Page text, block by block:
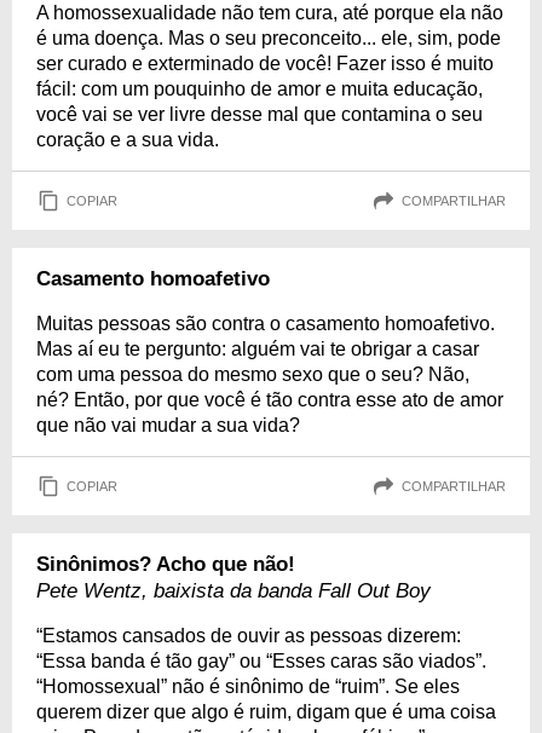
A homossexualidade não tem cura, até porque ela não
é uma doença. Mas o seu preconceito... ele, sim, pode
ser curado e exterminado de você! Fazer isso é muito
fácil: com um pouquinho de amor e muita educação,
você vai se ver livre desse mal que contamina o seu
coração e a sua vida.
COPIAR COMPARTILHAR
Casamento homoafetivo
Muitas pessoas são contra o casamento homoafetivo.
Mas aí eu te pergunto: alguém vai te obrigar a casar
com uma pessoa do mesmo sexo que o seu? Não,
né? Então, por que você é tão contra esse ato de amor
que não vai mudar a sua vida?
COPIAR COMPARTILHAR
Sinônimos? Acho que não!
Pete Wentz, baixista da banda Fall Out Boy
“Estamos cansados de ouvir as pessoas dizerem:
“Essa banda é tão gay” ou “Esses caras são viados”.
“Homossexual” não é sinônimo de “ruim”. Se eles
querem dizer que algo é ruim, digam que é uma coisa